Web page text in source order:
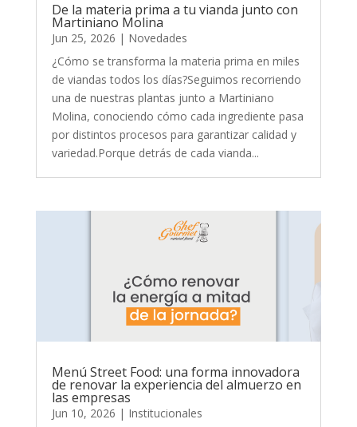
De la materia prima a tu vianda junto con
Martiniano Molina
Jun 25, 2026 | Novedades
¿Cómo se transforma la materia prima en miles
de viandas todos los días?Seguimos recorriendo
una de nuestras plantas junto a Martiniano
Molina, conociendo cómo cada ingrediente pasa
por distintos procesos para garantizar calidad y
variedad.Porque detrás de cada vianda...
Menú Street Food: una forma innovadora
de renovar la experiencia del almuerzo en
las empresas
Jun 10, 2026 | Institucionales